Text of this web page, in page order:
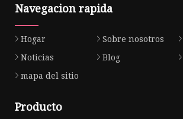
Navegacion rapida
Hogar Sobre nosotros
Noticias
Blog
mapa del sitio
Producto